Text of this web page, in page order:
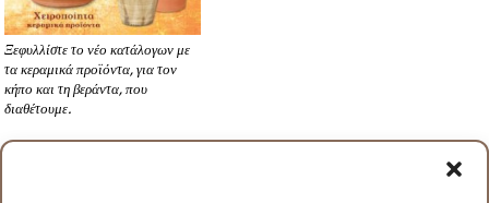
Ξεφυλλίστε το νέο κατάλογων με
τα κεραμικά προϊόντα, για τον
κήπο και τη βεράντα, που
διαθέτουμε.
Που θα μας βρείτε: